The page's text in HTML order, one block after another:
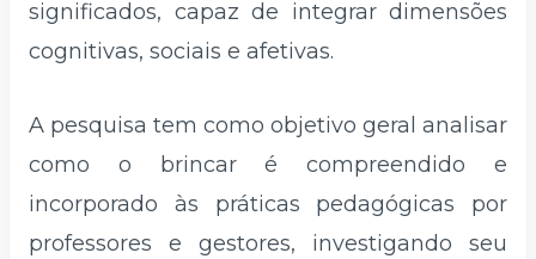
significados, capaz de integrar dimensões
cognitivas, sociais e afetivas.
A pesquisa tem como objetivo geral analisar
como o brincar é compreendido e
incorporado às práticas pedagógicas por
professores e gestores, investigando seu